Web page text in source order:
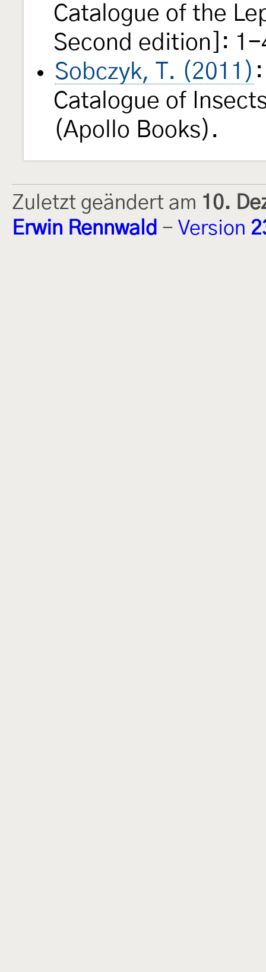
Catalogue of the
Second edition]: 1-
Sobczyk, T. (2011)
Catalogue of
(Apollo Books).
Zuletzt geändert am 10.
Erwin Rennwald - Version